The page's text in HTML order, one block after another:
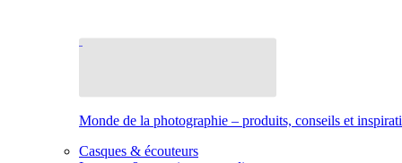
Monde de la photographie – produits, conseils et
Casques & écouteurs